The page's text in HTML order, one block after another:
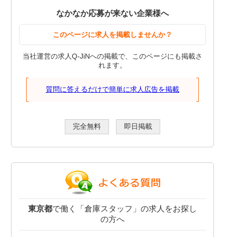
なかなか応募が来ない企業様へ
このページに求人を掲載しませんか？
当社運営の求人Q-JiNへの掲載で、このページにも掲載さ
れます。
質問に答えるだけで簡単に求人広告を掲載
完全無料 即日掲載
東京都で働く「倉庫スタッフ」の求人をお探し
の方へ